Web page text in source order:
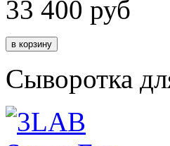
33 400 руб
Сыворотка